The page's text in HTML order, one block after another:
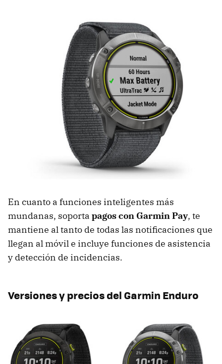
En cuanto a funciones inteligentes más
mundanas, soporta pagos con Garmin Pay, te
mantiene al tanto de todas las notificaciones que
llegan al móvil e incluye funciones de asistencia
y detección de incidencias.
Versiones y precios del Garmin Enduro